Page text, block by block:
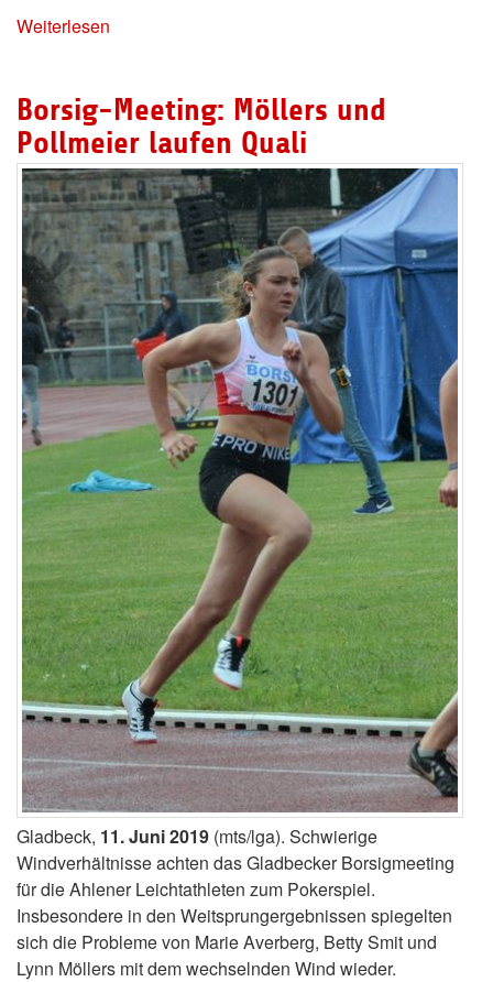
Weiterlesen
Borsig-Meeting: Möllers und
Pollmeier laufen Quali
Gladbeck, 11. Juni 2019 (mts/lga). Schwierige
Windverhältnisse achten das Gladbecker Borsigmeeting
für die Ahlener Leichtathleten zum Pokerspiel.
Insbesondere in den Weitsprungergebnissen spiegelten
sich die Probleme von Marie Averberg, Betty Smit und
Lynn Möllers mit dem wechselnden Wind wieder.